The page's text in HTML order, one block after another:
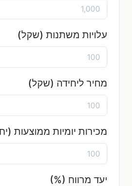
עלויות משתנות (שקל)
מחיר ליחידה (שקל)
מכירות יומיות ממוצעות
יעד מרווח (%)